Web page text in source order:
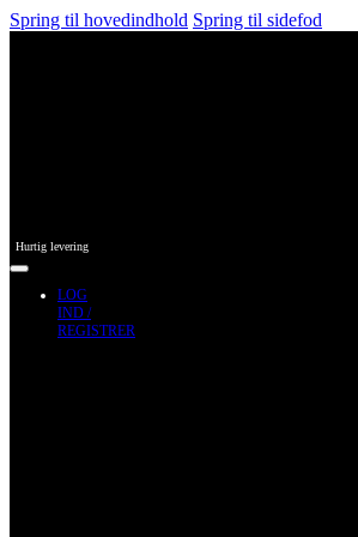
Spring til hovedindhold Spring til sidefod
Hurtig levering
LOG
IND /
REGISTRER